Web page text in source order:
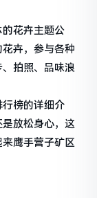
花卉主题公
卉，参与各种
拍照、品味浪
榜的详细介
放松身心，这
鹰手营子矿区